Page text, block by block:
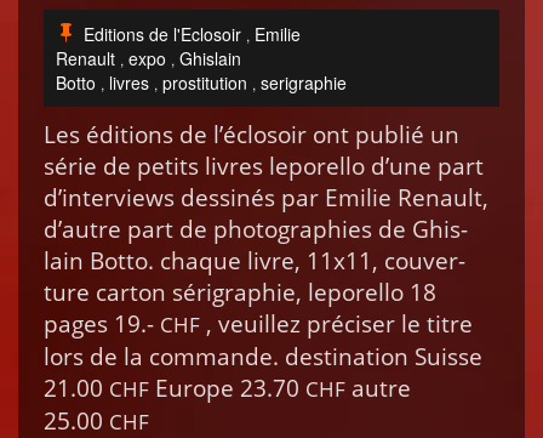
Editions de l'Eclosoir , Emilie
Renault , expo , Ghislain
Botto , livres , prostitution , serigraphie
Les édi­tions de l’é­closoir ont pub­lié un
série de petits livres lep­orel­lo d’une part
d’in­ter­views dess­inés par Emi­lie Renault,
d’autre part de pho­togra­phies de Ghis­
lain Bot­to. chaque livre, 11x11, cou­ver­
ture car­ton séri­gra­phie, lep­orel­lo 18
pages 19.- CHF , veuillez pré­cis­er le titre
lors de la com­mande. des­ti­na­tion Suisse
21.00 CHF Europe 23.70 CHF autre
25.00 CHF